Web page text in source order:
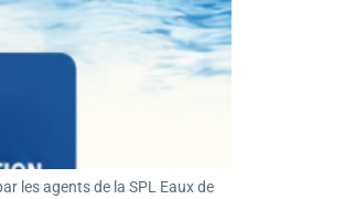
les agents de la SPL Eaux de